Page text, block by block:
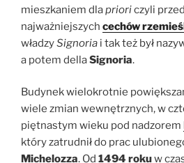
mieszkaniem dlaprioriczyli
najważniejszych cechów
władzySignoria i tak też był
a potem dellaSignoria.
Budynek wielokrotnie
wiele zmian wewnętrznych, w
piętnastym wieku pod nadzorem
który zatrudnił do prac
Michelozza. Od 1494 rokuw